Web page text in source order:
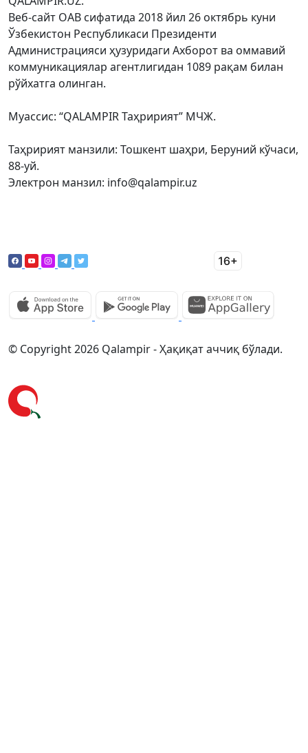
Веб-сайт ОАВ сифатида 2018 йил 26 октябрь куни
Ўзбекистон Республикаси Президенти
Администрацияси ҳузуридаги Ахборот ва оммавий
коммуникациялар агентлигидан 1089 рақам билан
рўйхатга олинган.
Муассис: “QALAMPIR Таҳририят” МЧЖ.
Таҳририят манзили: Тошкент шаҳри, Беруний кўчаси,
88-уй.
Электрон манзил: info@qalampir.uz
© Copyright 2026 Qalampir - Ҳақиқат аччиқ бўлади.